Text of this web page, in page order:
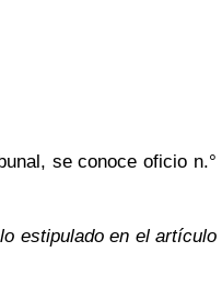
se conoce oficio n.°
estipulado en el artículo